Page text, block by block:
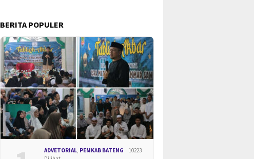
BERITA POPULER
ADVETORIAL PEMKAB BATENG
10223